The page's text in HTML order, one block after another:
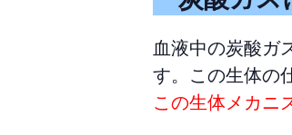
血液中の炭酸ガ
す。この生体の
この生体メカニ